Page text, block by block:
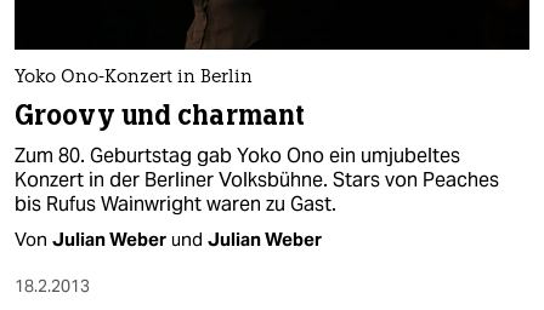
Yoko Ono-Konzert in Berlin
Groovy und charmant
Zum 80. Geburtstag gab Yoko Ono ein umjubeltes
Konzert in der Berliner Volksbühne. Stars von Peaches
bis Rufus Wainwright waren zu Gast.
Von Julian Weber und Julian Weber
18.2.2013